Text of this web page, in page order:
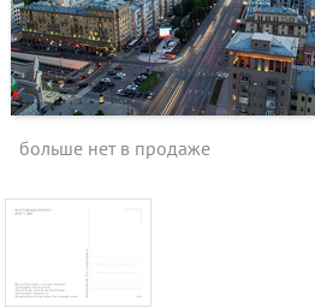
больше нет в продаже